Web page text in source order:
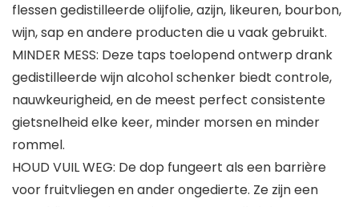
flessen gedistilleerde olijfolie, azijn, likeuren, bourbon,
wijn, sap en andere producten die u vaak gebruikt.
MINDER MESS: Deze taps toelopend ontwerp drank
gedistilleerde wijn alcohol schenker biedt controle,
nauwkeurigheid, en de meest perfect consistente
gietsnelheid elke keer, minder morsen en minder
rommel.
HOUD VUIL WEG: De dop fungeert als een barrière
voor fruitvliegen en ander ongedierte. Ze zijn een